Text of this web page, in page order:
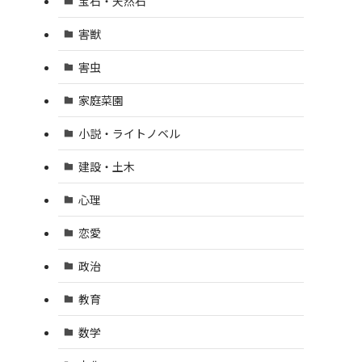
害獣
害虫
家庭菜園
小説・ライトノベル
建設・土木
心理
恋愛
政治
教育
数学